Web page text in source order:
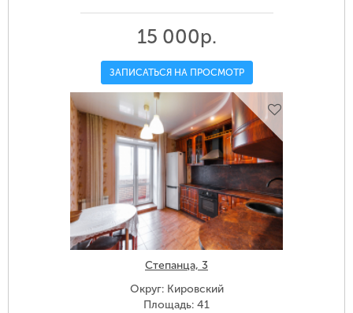
15 000р.
ЗАПИСАТЬСЯ НА ПРОСМОТР
Степанца, 3
Округ: Кировский
Площадь: 41